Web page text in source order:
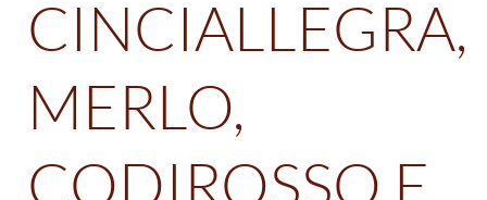
CINCIALLEGRA,
MERLO,